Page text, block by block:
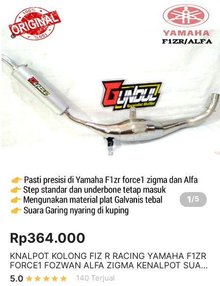
1/5
Rp364.000
KNALPOT KOLONG FIZ R RACING YAMAHA F1ZR
FORCE1 FOZWAN ALFA ZIGMA KENALPOT SUAR
A GARING
5.0 140 Terjual